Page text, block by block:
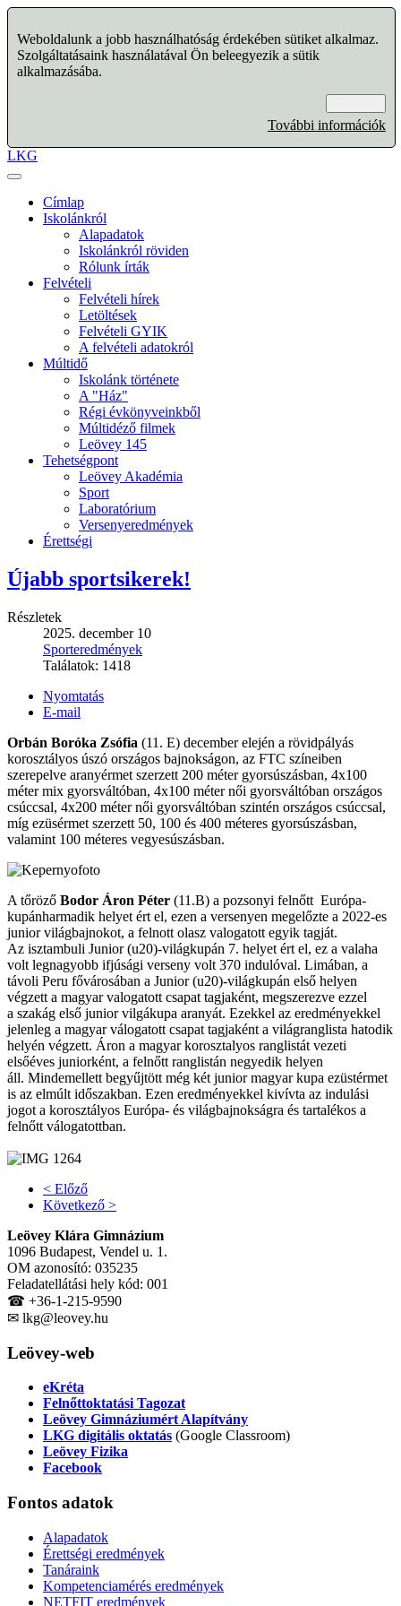
Weboldalunk a jobb használhatóság érdekében sütiket alkalmaz.
Szolgáltatásaink használatával Ön beleegyezik a sütik
alkalmazásába.
További információk
LKG
Címlap
Iskolánkról
Alapadatok
Iskolánkról röviden
Rólunk írták
Felvételi
Felvételi hírek
Letöltések
Felvételi GYIK
A felvételi adatokról
Múltidő
Iskolánk története
A "Ház"
Régi évkönyveinkből
Múltidéző filmek
Leövey 145
Tehetségpont
Leövey Akadémia
Sport
Laboratórium
Versenyeredmények
Érettségi
Újabb sportsikerek!
Részletek
2025. december 10
Sporteredmények
Találatok: 1418
Nyomtatás
E-mail
Orbán Boróka Zsófia (11. E) december elején a rövidpályás
korosztályos úszó országos bajnokságon, az FTC színeiben
szerepelve aranyérmet szerzett 200 méter gyorsúszásban, 4x100
méter mix gyorsváltóban, 4x100 méter női gyorsváltóban országos
csúccsal, 4x200 méter női gyorsváltóban szintén országos csúccsal,
míg ezüsérmet szerzett 50, 100 és 400 méteres gyorsúszásban,
valamint 100 méteres vegyesúszásban.
A tőröző Bodor Áron Péter (11.B) a pozsonyi felnőtt Európa-
kupánharmadik helyet ért el, ezen a versenyen megelőzte a 2022-es
junior világbajnokot, a felnott olasz valogatott egyik tagját.
Az isztambuli Junior (u20)-világkupán 7. helyet ért el, ez a valaha
volt legnagyobb ifjúsági verseny volt 370 indulóval. Limában, a
távoli Peru fővárosában a Junior (u20)-világkupán első helyen
végzett a magyar valogatott csapat tagjaként, megszerezve ezzel
a szakág első junior vilgákupa aranyát. Ezekkel az eredményekkel
jelenleg a magyar válogatott csapat tagjaként a világranglista hatodik
helyén végzett. Áron a magyar korosztalyos ranglistát vezeti
elsőéves juniorként, a felnőtt ranglistán negyedik helyen
áll. Mindemellett begyűjtött még két junior magyar kupa ezüstérmet
is az elmúlt időszakban. Ezen eredményekkel kivívta az indulási
jogot a korosztályos Európa- és világbajnokságra és tartalékos a
felnőtt válogatottban.
< Előző
Következő >
Leövey Klára Gimnázium
1096 Budapest, Vendel u. 1.
OM azonosító: 035235
Feladatellátási hely kód: 001
☎ +36-1-215-9590
✉ lkg@leovey.hu
Leövey-web
eKréta
Felnőttoktatási Tagozat
Leövey Gimnáziumért Alapítvány
LKG digitális oktatás (Google Classroom)
Leövey Fizika
Facebook
Fontos adatok
Alapadatok
Érettségi eredmények
Tanáraink
Kompetenciamérés eredmények
NETFIT eredmények